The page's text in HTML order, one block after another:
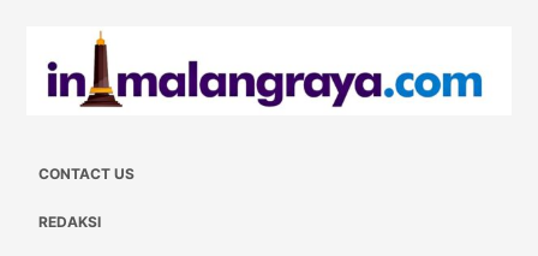
CONTACT US
REDAKSI